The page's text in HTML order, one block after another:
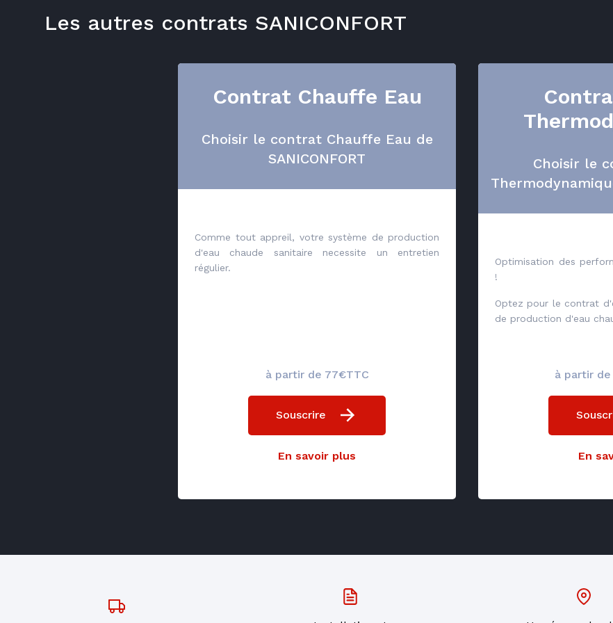
Les autres contrats SANICONFORT
Contrat Chauffe Eau
Choisir le contrat Chauffe Eau de
SANICONFORT
Comme tout appreil, votre système de production
d'eau chaude sanitaire necessite un entretien
régulier.
à partir de 77€TTC
Souscrire
En savoir plus
Choisir le
Optimisation des
!
Optez pour le contrat
de production d'eau
à partir de
En